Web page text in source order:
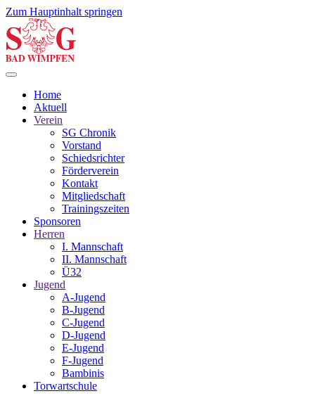
Zum Hauptinhalt springen
Home
Aktuell
Verein
SG Chronik
Vorstand
Schiedsrichter
Förderverein
Kontakt
Mitgliedschaft
Trainingszeiten
Sponsoren
Herren
I. Mannschaft
II. Mannschaft
Ü32
Jugend
A-Jugend
B-Jugend
C-Jugend
D-Jugend
E-Jugend
F-Jugend
Bambinis
Torwartschule